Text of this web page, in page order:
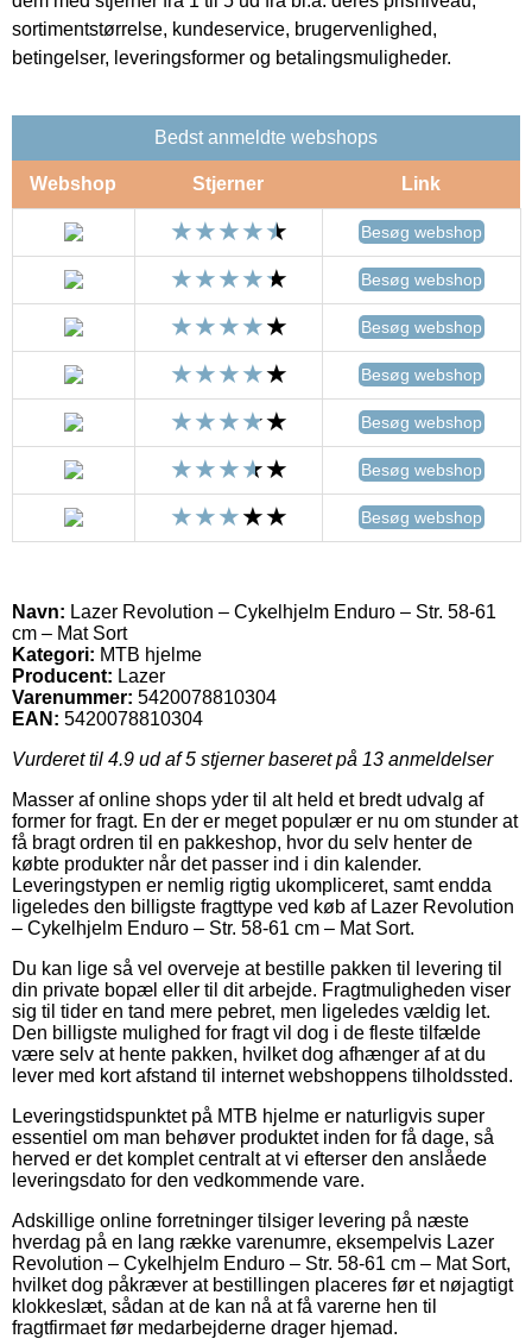
sortimentstørrelse, kundeservice, brugervenlighed,
betingelser, leveringsformer og betalingsmuligheder.
Bedst anmeldte webshops
Webshop Stjerner Link
Besøg webshop
Besøg webshop
Besøg webshop
Besøg webshop
Besøg webshop
Besøg webshop
Besøg webshop
Navn: Lazer Revolution – Cykelhjelm Enduro – Str. 58-61
cm – Mat Sort
Kategori: MTB hjelme
Producent: Lazer
Varenummer: 5420078810304
EAN: 5420078810304
Vurderet til 4.9 ud af 5 stjerner baseret på 13 anmeldelser
Masser af online shops yder til alt held et bredt udvalg af
former for fragt. En der er meget populær er nu om stunder at
få bragt ordren til en pakkeshop, hvor du selv henter de
købte produkter når det passer ind i din kalender.
Leveringstypen er nemlig rigtig ukompliceret, samt endda
ligeledes den billigste fragttype ved køb af Lazer Revolution
– Cykelhjelm Enduro – Str. 58-61 cm – Mat Sort.
Du kan lige så vel overveje at bestille pakken til levering til
din private bopæl eller til dit arbejde. Fragtmuligheden viser
sig til tider en tand mere pebret, men ligeledes vældig let.
Den billigste mulighed for fragt vil dog i de fleste tilfælde
være selv at hente pakken, hvilket dog afhænger af at du
lever med kort afstand til internet webshoppens tilholdssted.
Leveringstidspunktet på MTB hjelme er naturligvis super
essentiel om man behøver produktet inden for få dage, så
herved er det komplet centralt at vi efterser den anslåede
leveringsdato for den vedkommende vare.
Adskillige online forretninger tilsiger levering på næste
hverdag på en lang række varenumre, eksempelvis Lazer
Revolution – Cykelhjelm Enduro – Str. 58-61 cm – Mat Sort,
hvilket dog påkræver at bestillingen placeres før et nøjagtigt
klokkeslæt, sådan at de kan nå at få varerne hen til
fragtfirmaet før medarbejderne drager hjemad.